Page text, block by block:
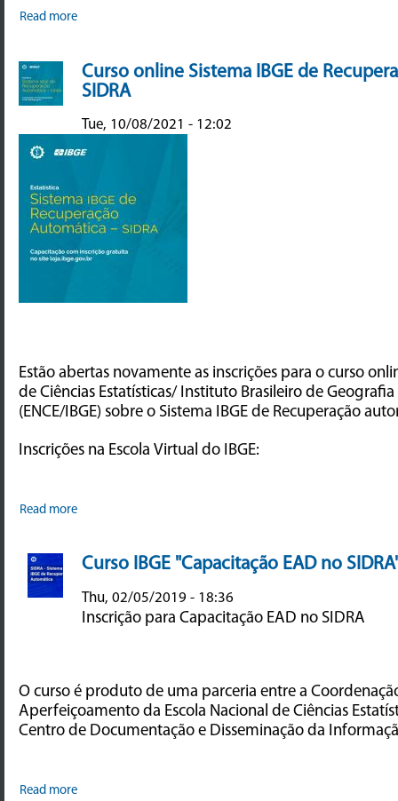
Read more
Curso online Sistema IBGE de
SIDRA
Tue, 10/08/2021 - 12:02
Estão abertas novamente as inscrições para o curso
de Ciências Estatísticas/ Instituto Brasileiro de Geografia
(ENCE/IBGE) sobre o Sistema IBGE de Recuperação
Inscrições na Escola Virtual do IBGE:
Read more
Curso IBGE "Capacitação EAD no
Thu, 02/05/2019 - 18:36
Inscrição para Capacitação EAD no SIDRA
O curso é produto de uma parceria entre a
Aperfeiçoamento da Escola Nacional de Ciências
Centro de Documentação e Disseminação da
Read more